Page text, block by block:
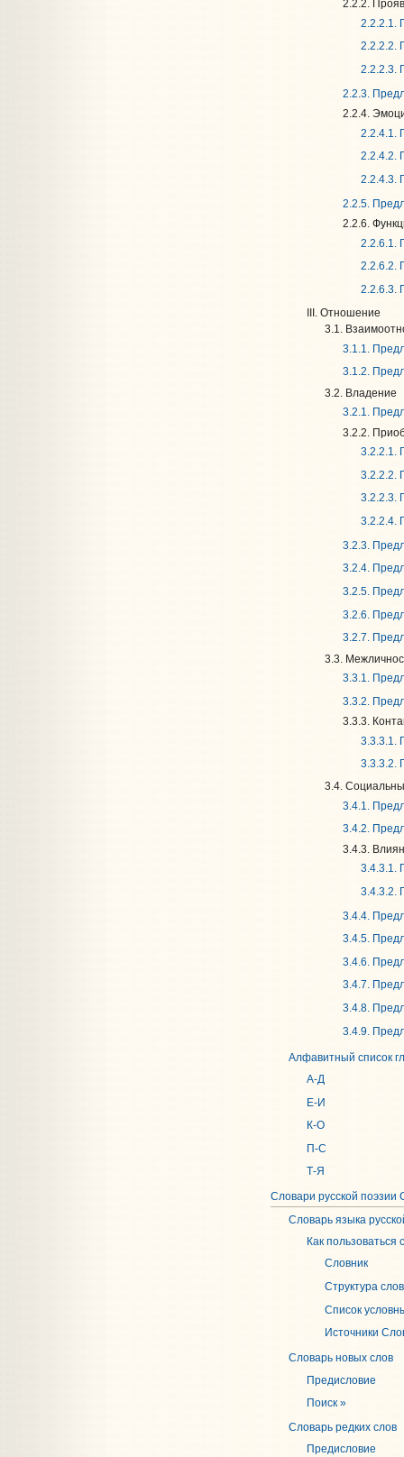
2.2.2.
2.2.2.1.
2.2.2.2.
2.2.2.3.
2.2.3.
2.2.4.
2.2.4.1.
2.2.4.2.
2.2.4.3.
2.2.5.
2.2.6.
2.2.6.1.
2.2.6.2.
2.2.6.3.
III. Отношение
3.1.
3.1.1.
3.1.2.
3.2. Владение
3.2.1.
3.2.2.
3.2.2.1.
3.2.2.2.
3.2.2.3.
3.2.2.4.
3.2.3.
3.2.4.
3.2.5.
3.2.6.
3.2.7.
3.3.
3.3.1.
3.3.2.
3.3.3.
3.3.3.1.
3.3.3.2.
3.4.
3.4.1.
3.4.2.
3.4.3.
3.4.3.1.
3.4.3.2.
3.4.4.
3.4.5.
3.4.6.
3.4.7.
3.4.8.
3.4.9.
Алфавитный список
А-Д
Е-И
К-О
П-С
Т-Я
Словари русской поэзии
Словарь языка
Как пользоваться
Словник
Структура
Список
Источники
Словарь новых слов
Предисловие
Поиск »
Словарь редких слов
Предисловие